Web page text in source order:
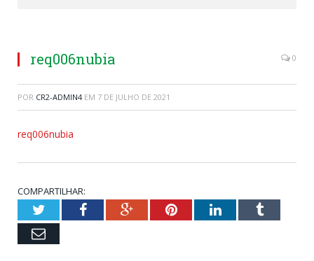
req006nubia 0
POR CR2-ADMIN4 EM 7 DE JULHO DE 2021
req006nubia
COMPARTILHAR:
TwitterFacebookGoogle+PinterestLinkedInTumblr
Email